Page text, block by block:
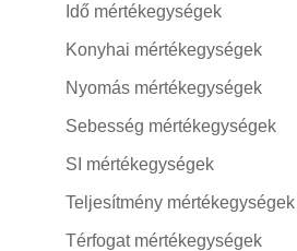
Idő mértékegységek
Konyhai mértékegységek
Nyomás mértékegységek
Sebesség mértékegységek
SI mértékegységek
Teljesítmény mértékegységek
Térfogat mértékegységek